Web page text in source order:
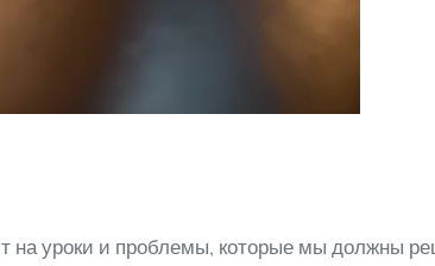
на уроки и проблемы, которые мы должны